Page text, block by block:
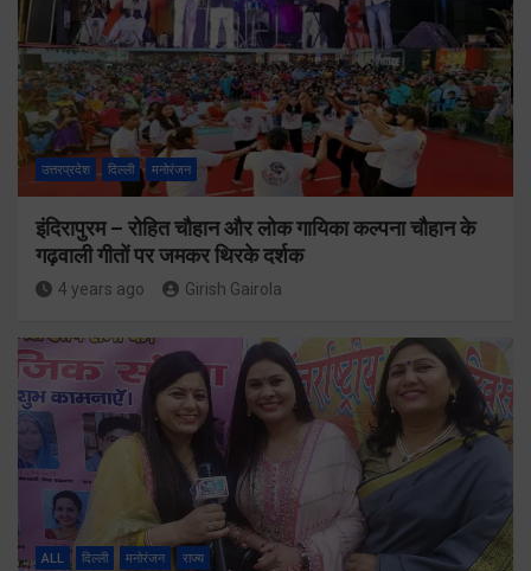
उत्तरप्रदेश दिल्ली मनोरंजन
इंदिरापुरम – रोहित चौहान और लोक गायिका कल्पना चौहान के
गढ़वाली गीतों पर जमकर थिरके दर्शक
4 years ago Girish Gairola
ALL दिल्ली मनोरंजन राज्य